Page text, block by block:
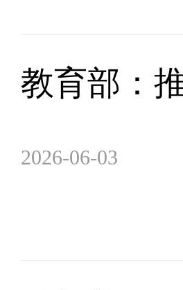
教育部：
2026-06-03